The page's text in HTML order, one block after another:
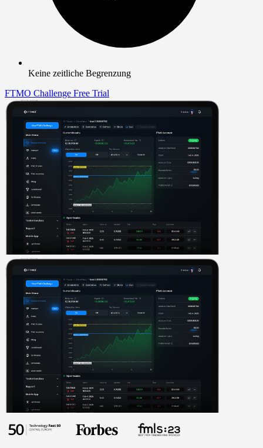
Keine zeitliche Begrenzung
FTMO Challenge Free Trial